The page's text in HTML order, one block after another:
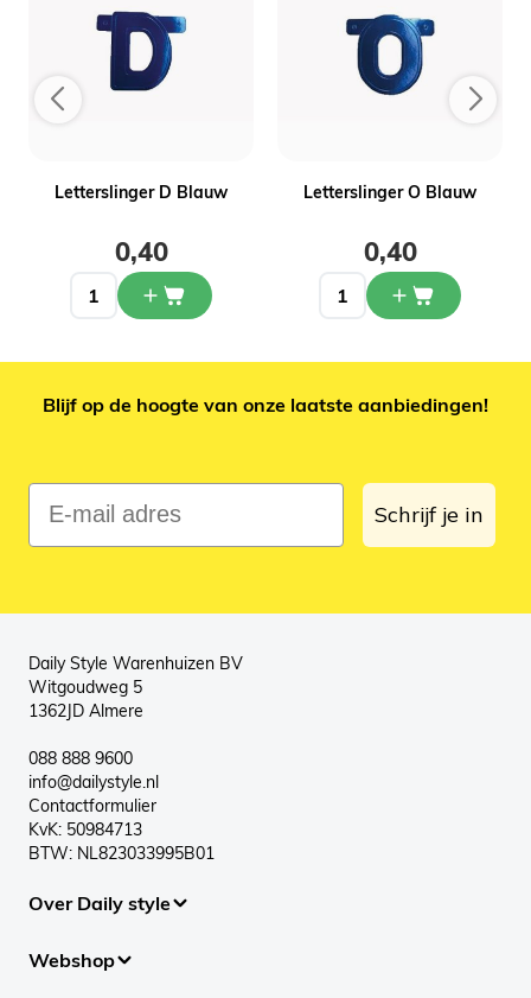
Letterslinger D Blauw
0,40
Letterslinger O Blauw
0,40
Blijf op de hoogte van onze laatste aanbiedingen!
E-mail adres
Schrijf je in
Daily Style Warenhuizen BV
Witgoudweg 5
1362JD Almere
088 888 9600
info@dailystyle.nl
Contactformulier
KvK: 50984713
BTW: NL823033995B01
Over Daily style
Webshop